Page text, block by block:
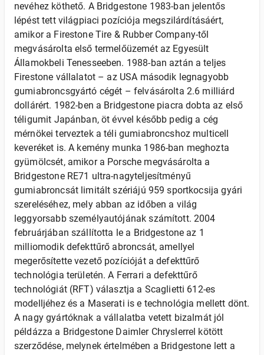
nevéhez köthető. A Bridgestone 1983-ban jelentős
lépést tett világpiaci pozíciója megszilárdításáért,
amikor a Firestone Tire & Rubber Company-től
megvásárolta első termelőüzemét az Egyesült
Államokbeli Tenesseeben. 1988-ban aztán a teljes
Firestone vállalatot – az USA második legnagyobb
gumiabroncsgyártó cégét – felvásárolta 2.6 milliárd
dollárért. 1982-ben a Bridgestone piacra dobta az első
téligumit Japánban, öt évvel később pedig a cég
mérnökei terveztek a téli gumiabroncshoz multicell
keveréket is. A kemény munka 1986-ban meghozta
gyümölcsét, amikor a Porsche megvásárolta a
Bridgestone RE71 ultra-nagyteljesítményű
gumiabroncsát limitált szériájú 959 sportkocsija gyári
szereléséhez, mely abban az időben a világ
leggyorsabb személyautójának számított. 2004
februárjában szállította le a Bridgestone az 1
milliomodik defekttűrő abroncsát, amellyel
megerősítette vezető pozícióját a defekttűrő
technológia területén. A Ferrari a defekttűrő
technológiát (RFT) választja a Scaglietti 612-es
modelljéhez és a Maserati is e technológia mellett dönt.
A nagy gyártóknak a vállalatba vetett bizalmát jól
példázza a Bridgestone Daimler Chryslerrel kötött
szerződése, melynek értelmében a Bridgestone lett a